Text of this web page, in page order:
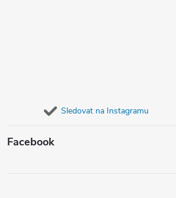
Sledovat na Instagramu
Facebook